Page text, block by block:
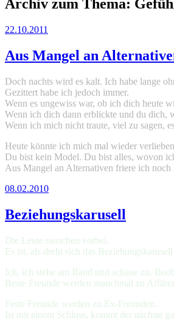
Archiv zum Thema:
22.10.2011
Aus Mangel an
Doch nachts wird es kalt. Ich habe lange
Gezittert habe ich jedoch immer.
Wenn es ungewiss war, ob ich dich heute
Wenn ich dich dann erblickte und du dich,
Wenn ich mich nicht traute, viel zu sagen,
Heute könnte ich mich mal wieder
Du bist kein Model. Du bist alles, wovon
Aus Mangel an Alternativen friere ich noch
08.02.2010
Beziehungskarusell
Die Leute rauschen vorbei.
Es ist, als dreht sich das Beziehungskarusell
Ich, ich stehe am Rand und schaue zu.
Beste Freunde werden manchmal zu
Feste Freunde werden zu Ex-Freunden.
Ist mit einem Schluss, kommt der nächste